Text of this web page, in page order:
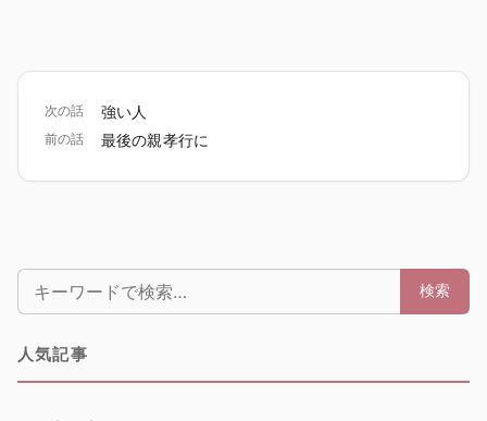
次の話 強い人
前の話 最後の親孝行に
検索: 検索
人気記事